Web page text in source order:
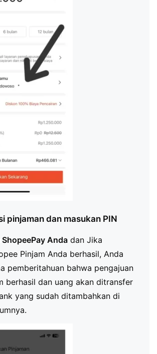
pinjaman dan masukan PIN
ShopeePay Anda dan Jika
Pinjam Anda berhasil, Anda
pemberitahuan bahwa pengajuan
berhasil dan uang akan ditransfer
yang sudah ditambahkan di